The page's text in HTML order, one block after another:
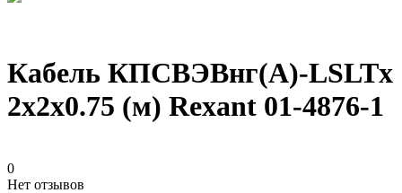
Кабель КПСВЭВнг(А)-LSLTx
2х2х0.75 (м) Rexant 01-4876-1
0
Нет отзывов